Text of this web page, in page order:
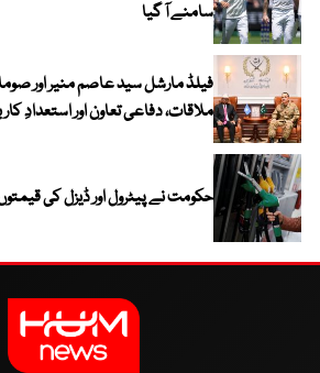
سامنے آ گیا
فیلڈ مارشل سید عاصم منیر اور
ملاقات، دفاعی تعاون اور استعدادِ
حکومت نے پیٹرول اور ڈیزل کی